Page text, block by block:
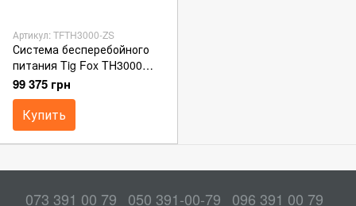
Артикул: TFTH3000-ZS
Система бесперебойного
питания Tig Fox TH3000
(аккумуляторная)
99 375 грн
Купить
073 391 00 79 050 391-00-79 096 391 00 79